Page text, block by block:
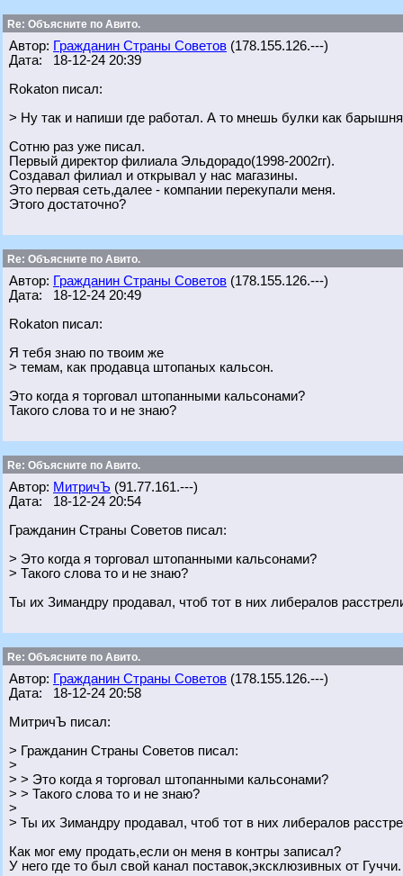
Re: Объясните по Авито.
Автор: Гражданин Страны Советов (178.155.126.---)
Дата: 18-12-24 20:39
Rokaton писал:
> Ну так и напиши где работал. А то мнешь булки как
Сотню раз уже писал.
Первый директор филиала Эльдорадо(1998-2002гг).
Создавал филиал и открывал у нас магазины.
Это первая сеть,далее - компании перекупали меня.
Этого достаточно?
Re: Объясните по Авито.
Автор: Гражданин Страны Советов (178.155.126.---)
Дата: 18-12-24 20:49
Rokaton писал:
Я тебя знаю по твоим же
> темам, как продавца штопаных кальсон.
Это когда я торговал штопанными кальсонами?
Такого слова то и не знаю?
Re: Объясните по Авито.
Автор: МитричЪ (91.77.161.---)
Дата: 18-12-24 20:54
Гражданин Страны Советов писал:
> Это когда я торговал штопанными кальсонами?
> Такого слова то и не знаю?
Ты их Зимандру продавал, чтоб тот в них либералов
Re: Объясните по Авито.
Автор: Гражданин Страны Советов (178.155.126.---)
Дата: 18-12-24 20:58
МитричЪ писал:
> Гражданин Страны Советов писал:
>
> > Это когда я торговал штопанными кальсонами?
> > Такого слова то и не знаю?
>
> Ты их Зимандру продавал, чтоб тот в них либералов
Как мог ему продать,если он меня в контры записал?
У него где то был свой канал поставок,эксклюзивных от Гуччи.